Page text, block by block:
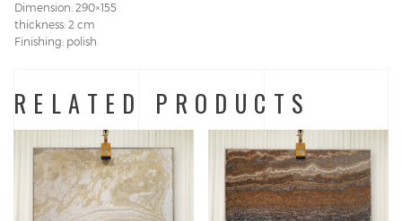
Dimension: 290×155
thickness: 2 cm
Finishing: polish
RELATED PRODUCTS